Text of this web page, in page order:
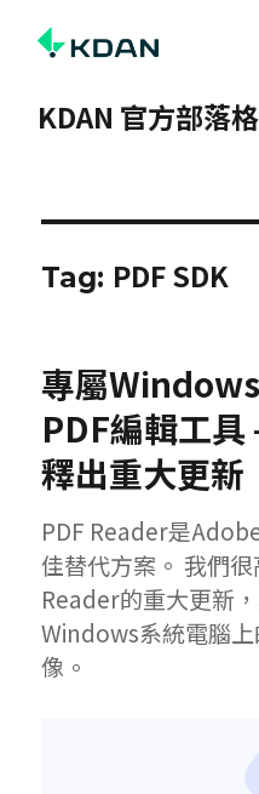
KDAN 官方部落格
Tag: PDF SDK
專屬
PDF編輯工
釋出重大更新
PDF Reader是
佳替代方案。 我們
Reader的重大更新
Windows系統電腦
像。